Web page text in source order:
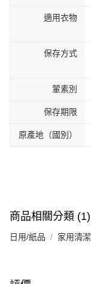
適用衣物
保存方式
葷素別
保存期限
原產地（國別）
商品相關分類 (1)
日用/紙品 家用清潔